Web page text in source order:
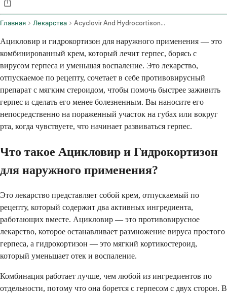
Главная Лекарства Acyclovir And Hydrocortisone Topical Application Route
Ацикловир и гидрокортизон для наружного применения — это
комбинированный крем, который лечит герпес, борясь с
вирусом герпеса и уменьшая воспаление. Это лекарство,
отпускаемое по рецепту, сочетает в себе противовирусный
препарат с мягким стероидом, чтобы помочь быстрее заживить
герпес и сделать его менее болезненным. Вы наносите его
непосредственно на пораженный участок на губах или вокруг
рта, когда чувствуете, что начинает развиваться герпес.
Что такое Ацикловир и Гидрокортизон
для наружного применения?
Это лекарство представляет собой крем, отпускаемый по
рецепту, который содержит два активных ингредиента,
работающих вместе. Ацикловир — это противовирусное
лекарство, которое останавливает размножение вируса простого
герпеса, а гидрокортизон — это мягкий кортикостероид,
который уменьшает отек и воспаление.
Комбинация работает лучше, чем любой из ингредиентов по
отдельности, потому что она борется с герпесом с двух сторон. В